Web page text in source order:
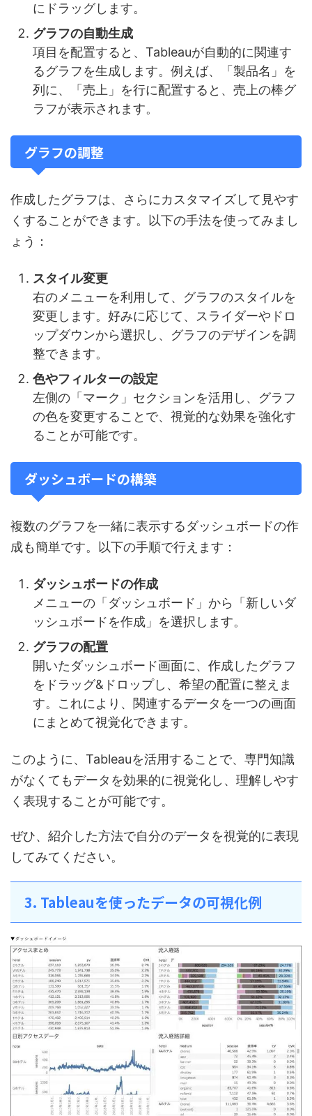
にドラッグします。
グラフの自動生成
項目を配置すると、Tableauが自動的に関連す
るグラフを生成します。例えば、「製品名」を
列に、「売上」を行に配置すると、売上の棒グ
ラフが表示されます。
グラフの調整
作成したグラフは、さらにカスタマイズして見やす
くすることができます。以下の手法を使ってみまし
ょう：
スタイル変更
右のメニューを利用して、グラフのスタイルを
変更します。好みに応じて、スライダーやドロ
ップダウンから選択し、グラフのデザインを調
整できます。
色やフィルターの設定
左側の「マーク」セクションを活用し、グラフ
の色を変更することで、視覚的な効果を強化す
ることが可能です。
ダッシュボードの構築
複数のグラフを一緒に表示するダッシュボードの作
成も簡単です。以下の手順で行えます：
ダッシュボードの作成
メニューの「ダッシュボード」から「新しいダ
ッシュボードを作成」を選択します。
グラフの配置
開いたダッシュボード画面に、作成したグラフ
をドラッグ&ドロップし、希望の配置に整えま
す。これにより、関連するデータを一つの画面
にまとめて視覚化できます。
このように、Tableauを活用することで、専門知識
がなくてもデータを効果的に視覚化し、理解しやす
く表現することが可能です。
ぜひ、紹介した方法で自分のデータを視覚的に表現
してみてください。
3. Tableauを使ったデータの可視化例